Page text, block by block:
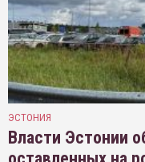
ЭСТОНИЯ
Власти Эстонии